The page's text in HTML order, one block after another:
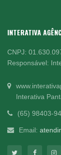
INTERATIVA
CNPJ:
Responsável:
Interativa
(65) 98403-
Email: